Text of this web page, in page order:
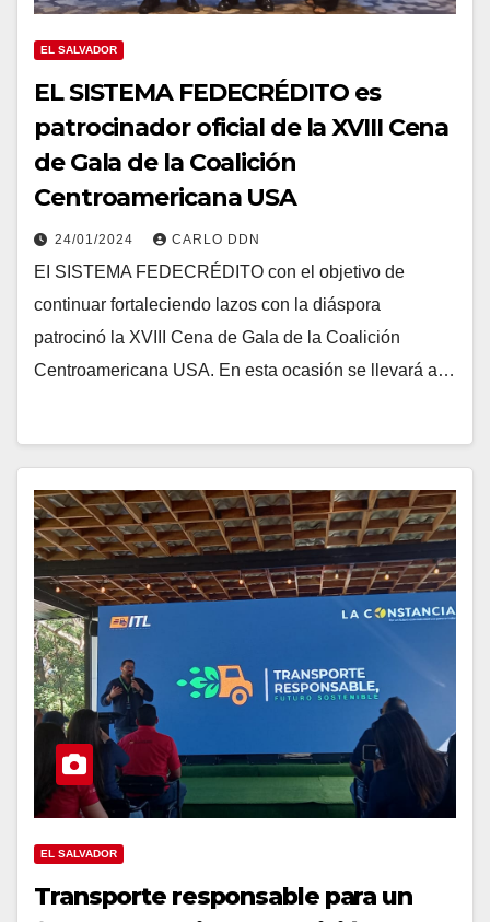
EL SALVADOR
EL SISTEMA FEDECRÉDITO es
patrocinador oficial de la XVIII Cena
de Gala de la Coalición
Centroamericana USA
24/01/2024 CARLO DDN
EI SISTEMA FEDECRÉDITO con el objetivo de
continuar fortaleciendo lazos con la diáspora
patrocinó la XVIII Cena de Gala de la Coalición
Centroamericana USA. En esta ocasión se llevará a…
EL SALVADOR
Transporte responsable para un